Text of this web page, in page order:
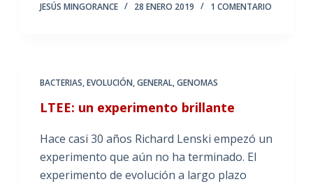
JESÚS MINGORANCE 28 ENERO 2019 1 COMENTARIO
BACTERIAS,EVOLUCIÓN,GENERAL,GENOMAS
LTEE: un experimento brillante
Hace casi 30 años Richard Lenski empezó un
experimento que aún no ha terminado. El
experimento de evolución a largo plazo